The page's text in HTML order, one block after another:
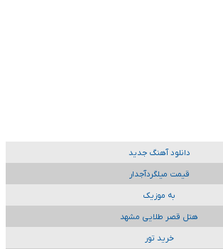
دانلود آهنگ جدید
قیمت میلگردآجدار
به موزیک
هتل قصر طلایی مشهد
خرید تور